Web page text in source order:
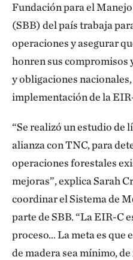
Fundación para el
(SBB) del país trabaja
operaciones y asegurar
honren sus compromisos
y obligaciones
implementación de la
“Se realizó un estudio de
alianza con TNC, para
operaciones forestales
mejoras”, explica Sarah
coordinar el Sistema de
parte de SBB. “La EIR-C
proceso… La meta es que
de madera sea mínimo,